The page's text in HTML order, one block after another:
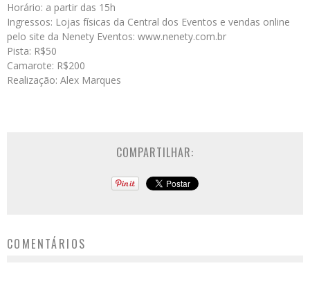
Horário: a partir das 15h
Ingressos: Lojas físicas da Central dos Eventos e vendas online
pelo site da Nenety Eventos: www.nenety.com.br
Pista: R$50
Camarote: R$200
Realização: Alex Marques
COMPARTILHAR:
COMENTÁRIOS